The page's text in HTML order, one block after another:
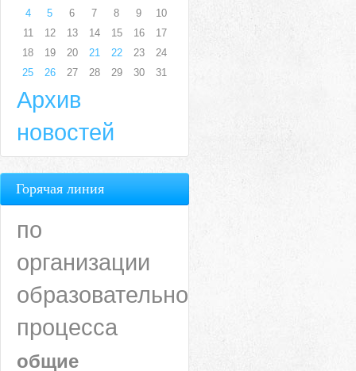
4
5 6 7 8 9
10
11
12 13 14 15 16
17
18
19 20 21 22 23
24
25
26 27 28 29 30 31
Архив
новостей
Горячая линия
по
организации
образовательного
процесса
общие